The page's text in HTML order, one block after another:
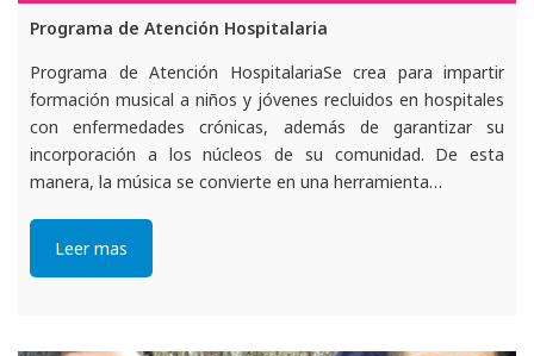
Programa de Atención Hospitalaria
Programa de Atención HospitalariaSe crea para impartir
formación musical a niños y jóvenes recluidos en hospitales
con enfermedades crónicas, además de garantizar su
incorporación a los núcleos de su comunidad. De esta
manera, la música se convierte en una herramienta…
Leer mas